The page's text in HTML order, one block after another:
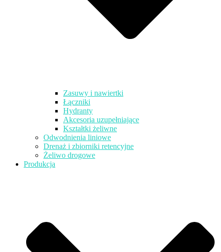
Zasuwy i nawiertki
Łączniki
Hydranty
Akcesoria uzupełniające
Kształtki żeliwne
Odwodnienia liniowe
Drenaż i zbiorniki retencyjne
Żeliwo drogowe
Produkcja